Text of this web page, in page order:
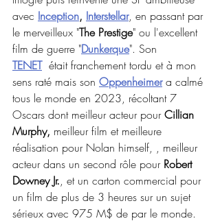
avec Inception, Interstellar, en passant par
le merveilleux "The Prestige" ou l'excellent
film de guerre "Dunkerque". Son
TENET était franchement tordu et à mon
sens raté mais son Oppenheimer a calmé
tous le monde en 2023, récoltant 7
Oscars dont meilleur acteur pour Cillian
Murphy, meilleur film et meilleure
réalisation pour Nolan himself, , meilleur
acteur dans un second rôle pour Robert
Downey Jr., et un carton commercial pour
un film de plus de 3 heures sur un sujet
sérieux avec 975 M$ de par le monde.